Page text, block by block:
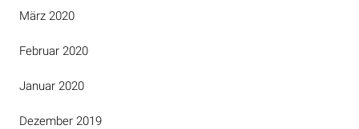
März 2020
Februar 2020
Januar 2020
Dezember 2019